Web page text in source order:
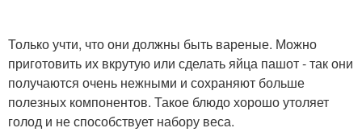
Только учти, что они должны быть вареные. Можно
приготовить их вкрутую или сделать яйца пашот - так они
получаются очень нежными и сохраняют больше
полезных компонентов. Такое блюдо хорошо утоляет
голод и не способствует набору веса.